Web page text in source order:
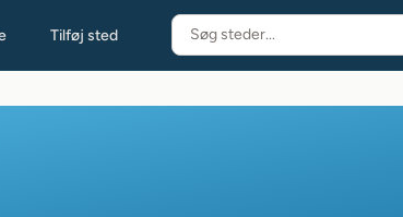
Tilføj sted